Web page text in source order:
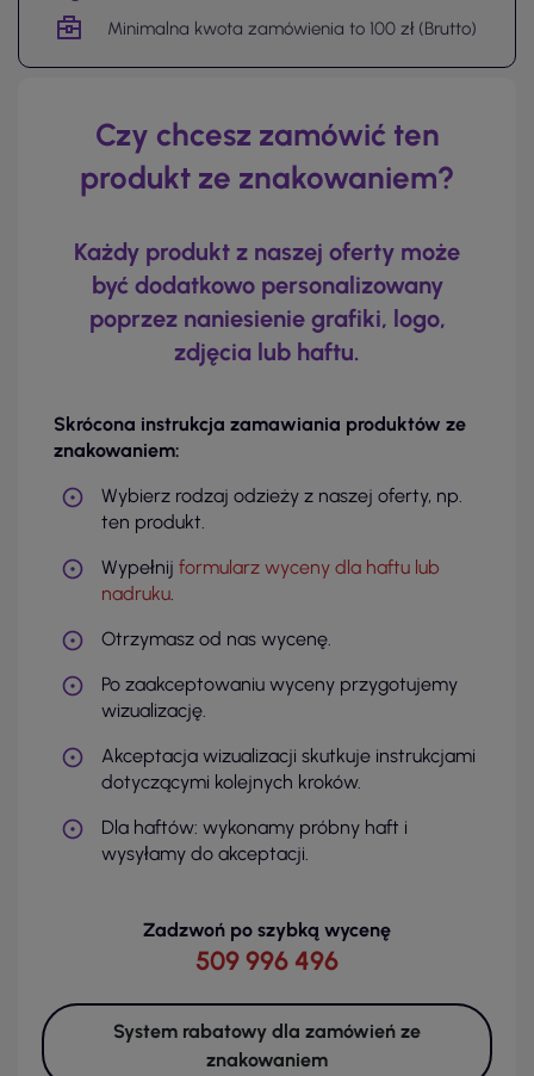
Minimalna kwota zamówienia to 100 zł (Brutto)
Czy chcesz zamówić ten
produkt ze znakowaniem?
Każdy produkt z naszej oferty może
być dodatkowo personalizowany
poprzez naniesienie grafiki, logo,
zdjęcia lub haftu.
Skrócona instrukcja zamawiania produktów ze
znakowaniem:
Wybierz rodzaj odzieży z naszej oferty, np.
ten produkt.
Wypełnij formularz wyceny dla haftu lub
nadruku.
Otrzymasz od nas wycenę.
Po zaakceptowaniu wyceny przygotujemy
wizualizację.
Akceptacja wizualizacji skutkuje instrukcjami
dotyczącymi kolejnych kroków.
Dla haftów: wykonamy próbny haft i
wysyłamy do akceptacji.
Zadzwoń po szybką wycenę
509 996 496
System rabatowy dla zamówień ze
znakowaniem